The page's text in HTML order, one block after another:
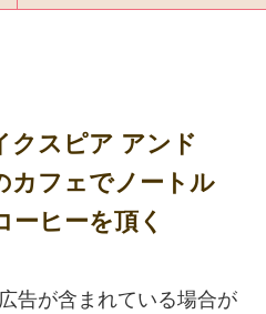
クスピア アンド
カフェでノートル
ーヒーを頂く
告が含まれている場合が